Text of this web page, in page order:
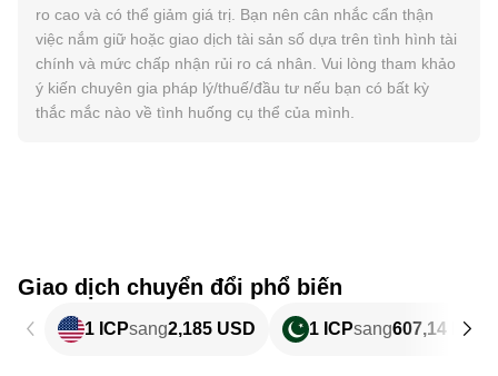
ro cao và có thể giảm giá trị. Bạn nên cân nhắc cẩn thận
việc nắm giữ hoặc giao dịch tài sản số dựa trên tình hình tài
chính và mức chấp nhận rủi ro cá nhân. Vui lòng tham khảo
ý kiến chuyên gia pháp lý/thuế/đầu tư nếu bạn có bất kỳ
thắc mắc nào về tình huống cụ thể của mình.
Giao dịch chuyển đổi phổ biến
1 ICPsang2,185 USD 1 ICPsang607,14 PKR